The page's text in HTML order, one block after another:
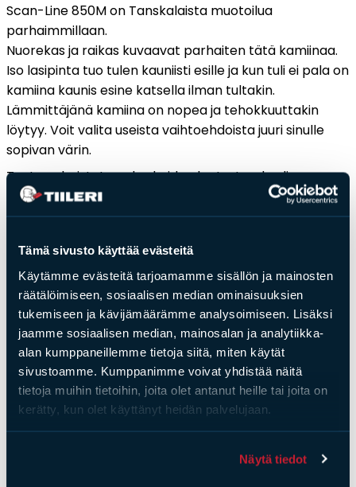
Tämä sivusto käyttää evästeitä
Käytämme evästeitä tarjoamamme sisällön ja mainosten
räätälöimiseen, sosiaalisen median ominaisuuksien
tukemiseen ja kävijämäärämme analysoimiseen. Lisäksi
jaamme sosiaalisen median, mainosalan ja analytiikka-
alan kumppaneillemme tietoja siitä, miten käytät
sivustoamme. Kumppanimme voivat yhdistää näitä
tietoja muihin tietoihin, joita olet antanut heille tai joita on
kerätty, kun olet käyttänyt heidän palvelujaan.
Näytä tiedot
Yhteystiedot
Scan-Line 850M on Tanskalaista muotoilua
parhaimmillaan.
Nuorekas ja raikas kuvaavat parhaiten tätä kamiinaa.
Iso lasipinta tuo tulen kauniisti esille ja kun tuli ei pala on
kamiina kaunis esine katsella ilman tultakin.
Lämmittäjänä kamiina on nopea ja tehokkuuttakin
löytyy. Voit valita useista vaihtoehdoista juuri sinulle
sopivan värin.
Tuote valmistetaan korkeiden laatustandardien
mukaan yksittäiskappaleina, tuote tehdään siis juuri
sinun kotiisi.
Saat­tai­sit ol­la kiin­nos­tu­nut
myös näis­tä
Uutuus!